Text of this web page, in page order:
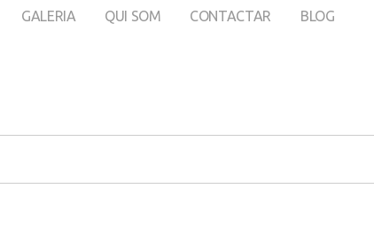
GALERIA QUI SOM CONTACTAR BLOG